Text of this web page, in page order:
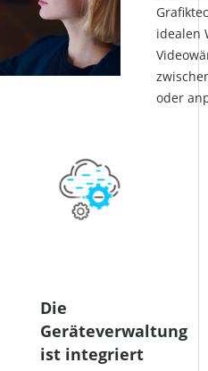
idealen
oder
Die
Geräteverwaltung
ist integriert